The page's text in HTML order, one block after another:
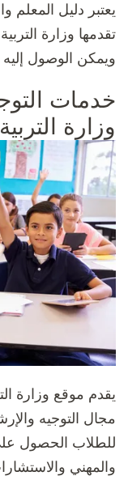
يعتبر دليل المعلم
تقدمها وزارة
ويمكن الوصول
خدمات
وزارة
يقدم موقع وزارة
مجال التوجيه
للطلاب الحصول
والمهني